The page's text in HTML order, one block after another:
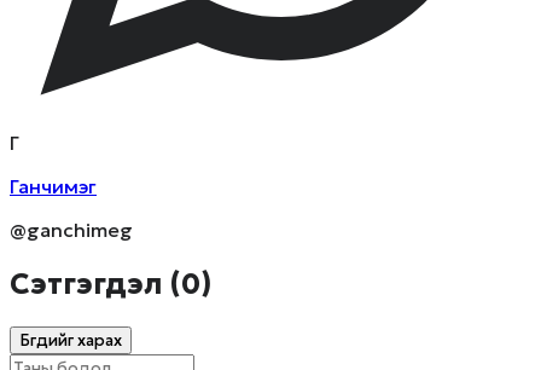
Г
Ганчимэг
@ganchimeg
Сэтгэгдэл (0)
Бүгдийг харах